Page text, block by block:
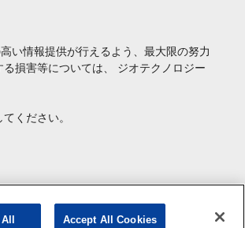
い情報提供が行えるよう、最大限の努力
損害等については、 ジオテクノロジー
ください。
All Accept All Cookies